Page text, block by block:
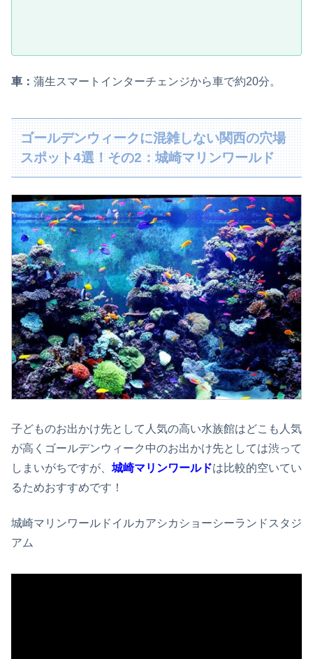
車： 蒲生スマートインターチェンジから車で約20分。
ゴールデンウィークに混雑しない関西の穴場
スポット4選！その2：城崎マリンワールド
子どものお出かけ先として人気の高い水族館はどこも人気
が高くゴールデンウィーク中のお出かけ先としては渋って
しまいがちですが、 城崎マリンワールドは比較的空いてい
るためおすすめです！
城崎マリンワールドイルカアシカショーシーランドスタジ
アム